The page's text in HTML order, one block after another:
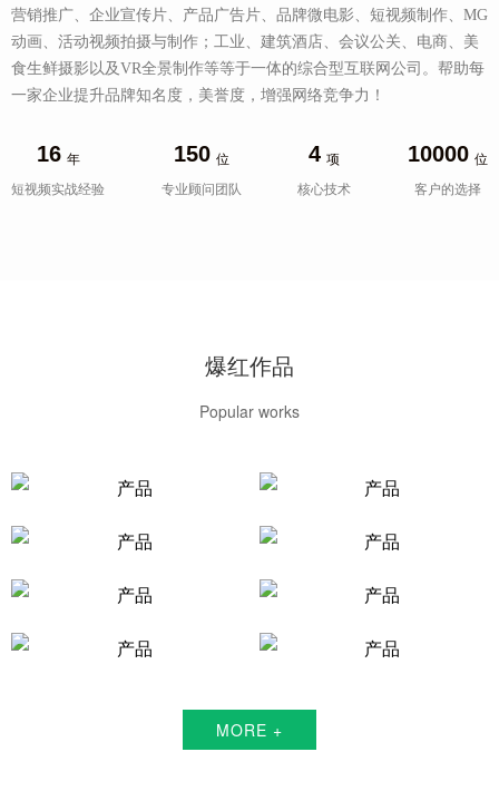
营销推广、企业宣传片、产品广告片、品牌微电影、短视频制作、MG
动画、活动视频拍摄与制作；工业、建筑酒店、会议公关、电商、美
食生鲜摄影以及VR全景制作等等于一体的综合型互联网公司。帮助每
一家企业提升品牌知名度，美誉度，增强网络竞争力！
16 年
短视频实战经验
150 位
专业顾问团队
4 项
核心技术
10000 位
客户的选择
爆红作品
Popular works
MORE +